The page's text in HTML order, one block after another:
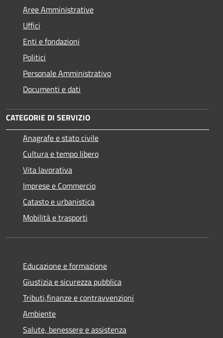
Aree Amministrative
Uffici
Enti e fondazioni
Politici
Personale Amministrativo
Documenti e dati
CATEGORIE DI SERVIZIO
Anagrafe e stato civile
Cultura e tempo libero
Vita lavorativa
Imprese e Commercio
Catasto e urbanistica
Mobilità e trasporti
Educazione e formazione
Giustizia e sicurezza pubblica
Tributi,finanze e contravvenzioni
Ambiente
Salute, benessere e assistenza